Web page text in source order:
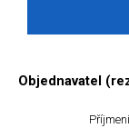
Objednavatel